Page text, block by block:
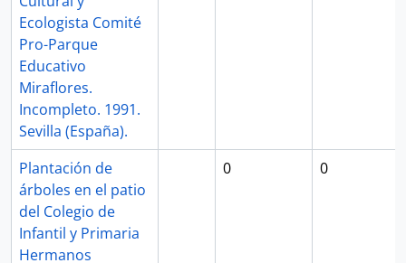
Ecologista Comité
Pro-Parque
Educativo
Miraflores.
Incompleto. 1991.
Sevilla (España).
Plantación de
árboles en el patio
del Colegio de
Infantil y Primaria
Hermanos
0 0